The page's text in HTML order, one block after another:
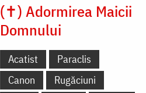
(✝) Adormirea Maicii
Domnului
Acatist
Paraclis
Canon
Rugăciuni